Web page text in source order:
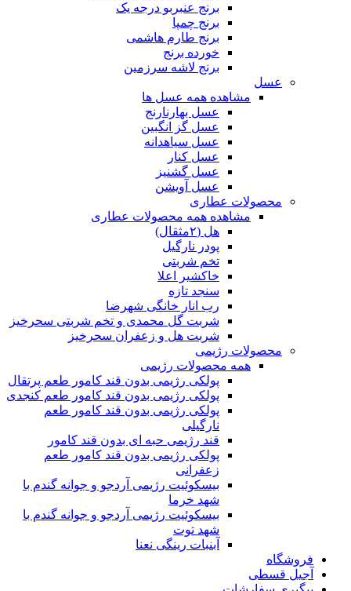
برنج عنبربو درجه یک
برنج چمپا
برنج طارم هاشمی
خورده برنج
برنج لاشه سرزمین
عسل
مشاهده همه عسل ها
عسل بهارنارنج
عسل گز انگبین
عسل سیاهدانه
عسل کنار
عسل گشنیز
عسل آویشن
محصولات عطاری
مشاهده همه محصولات عطاری
هل (۲مثقال)
پودر نارگیل
تخم شربتی
خاکشیر اعلا
سنجد تازه
رب انار خانگی شهرضا
شربت گل محمدی و تخم شربتی سحرخیز
شربت هل و زعفران سحرخیز
محصولات رژیمی
همه محصولات رژیمی
پولکی رژیمی بدون قند کامور طعم پرتقال
پولکی رژیمی بدون قند کامور طعم کنجدی
پولکی رژیمی بدون قند کامور طعم
نارگیلی
قند رژیمی حبه ای بدون قند کامور
پولکی رژیمی بدون قند کامور طعم
زعفرانی
بيسکوئيت رژیمی آردجو و جوانه گندم با
شهد خرما
بيسکوئيت رژیمی آردجو و جوانه گندم با
شهد توت
آبنبات رینگی نعنا
فروشگاه
آجیل قسطی